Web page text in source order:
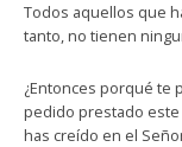
Todos aquellos que
tanto, no tienen
¿Entonces porqué te
pedido prestado este
has creído en el